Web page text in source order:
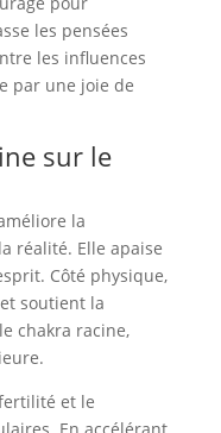
les pensées
les influences
par une joie de
sur le
la
réalité. Elle apaise
Côté physique,
soutient la
chakra racine,
et le